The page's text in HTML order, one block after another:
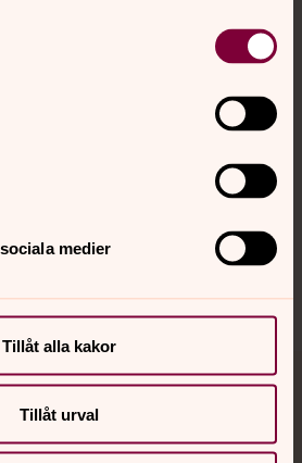
medier
Tillåt alla kakor
Tillåt urval
Prata eller chatta anonymt